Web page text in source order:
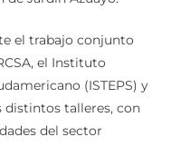
el trabajo conjunto
el Instituto
(ISTEPS) y
distintos talleres, con
del sector